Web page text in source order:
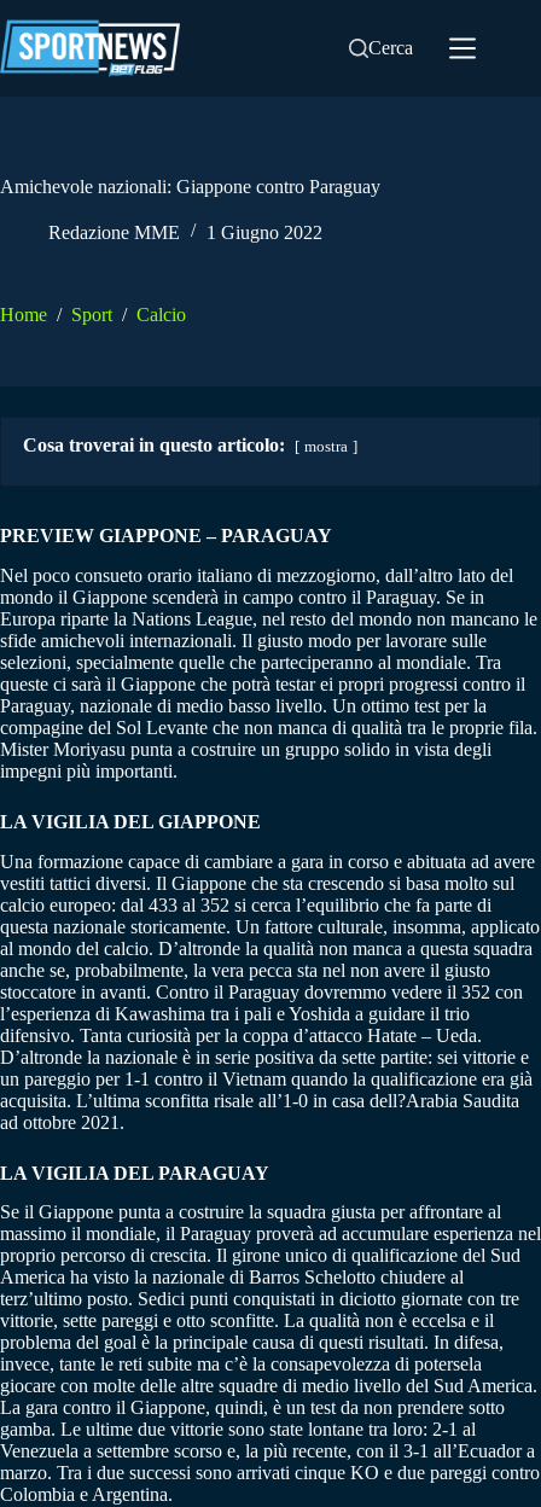
al
contenuto
Cerca
Amichevole nazionali: Giappone contro Paraguay
Redazione MME 1 Giugno 2022
Home / Sport / Calcio
Cosa troverai in questo articolo: mostra
PREVIEW GIAPPONE – PARAGUAY
Nel poco consueto orario italiano di mezzogiorno, dall’altro lato del
mondo il Giappone scenderà in campo contro il Paraguay. Se in
Europa riparte la Nations League, nel resto del mondo non mancano le
sfide amichevoli internazionali. Il giusto modo per lavorare sulle
selezioni, specialmente quelle che parteciperanno al mondiale. Tra
queste ci sarà il Giappone che potrà testar ei propri progressi contro il
Paraguay, nazionale di medio basso livello. Un ottimo test per la
compagine del Sol Levante che non manca di qualità tra le proprie fila.
Mister Moriyasu punta a costruire un gruppo solido in vista degli
impegni più importanti.
LA VIGILIA DEL GIAPPONE
Una formazione capace di cambiare a gara in corso e abituata ad avere
vestiti tattici diversi. Il Giappone che sta crescendo si basa molto sul
calcio europeo: dal 433 al 352 si cerca l’equilibrio che fa parte di
questa nazionale storicamente. Un fattore culturale, insomma, applicato
al mondo del calcio. D’altronde la qualità non manca a questa squadra
anche se, probabilmente, la vera pecca sta nel non avere il giusto
stoccatore in avanti. Contro il Paraguay dovremmo vedere il 352 con
l’esperienza di Kawashima tra i pali e Yoshida a guidare il trio
difensivo. Tanta curiosità per la coppa d’attacco Hatate – Ueda.
D’altronde la nazionale è in serie positiva da sette partite: sei vittorie e
un pareggio per 1-1 contro il Vietnam quando la qualificazione era già
acquisita. L’ultima sconfitta risale all’1-0 in casa dell?Arabia Saudita
ad ottobre 2021.
LA VIGILIA DEL PARAGUAY
Se il Giappone punta a costruire la squadra giusta per affrontare al
massimo il mondiale, il Paraguay proverà ad accumulare esperienza nel
proprio percorso di crescita. Il girone unico di qualificazione del Sud
America ha visto la nazionale di Barros Schelotto chiudere al
terz’ultimo posto. Sedici punti conquistati in diciotto giornate con tre
vittorie, sette pareggi e otto sconfitte. La qualità non è eccelsa e il
problema del goal è la principale causa di questi risultati. In difesa,
invece, tante le reti subite ma c’è la consapevolezza di potersela
giocare con molte delle altre squadre di medio livello del Sud America.
La gara contro il Giappone, quindi, è un test da non prendere sotto
gamba. Le ultime due vittorie sono state lontane tra loro: 2-1 al
Venezuela a settembre scorso e, la più recente, con il 3-1 all’Ecuador a
marzo. Tra i due successi sono arrivati cinque KO e due pareggi contro
Colombia e Argentina.